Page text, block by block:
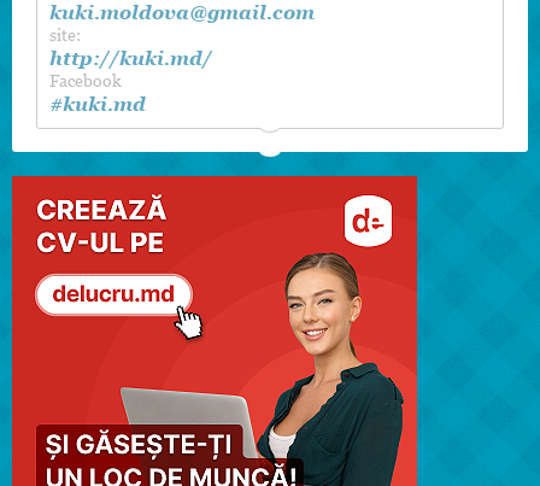
kuki.moldova@gmail.com
site:
http://kuki.md/
Facebook
#kuki.md